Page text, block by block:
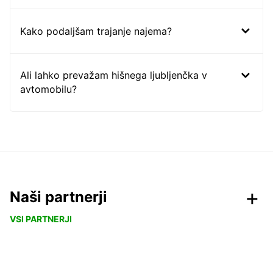
Kako podaljšam trajanje najema?
Ali lahko prevažam hišnega ljubljenčka v
avtomobilu?
Naši partnerji
VSI PARTNERJI